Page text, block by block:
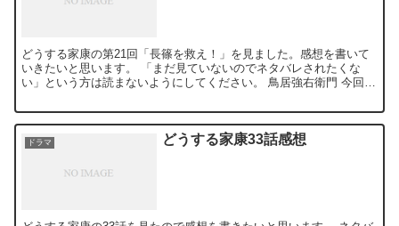
どうする家康の第21回「長篠を救え！」を見ました。感想を書いて
いきたいと思います。 「まだ見ていないのでネタバレされたくな
い」という方は読まないようにしてください。 鳥居強右衛門 今回の
ドラマ どうする家康33話感想